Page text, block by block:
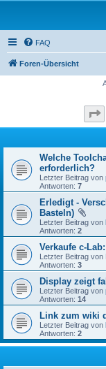
FAQ
Foren-Übersicht
Welche
erforderlich?
Letzter Beitrag von
Antworten: 7
Erledigt -
Basteln)
Letzter Beitrag von
Antworten: 2
Verkaufe c-
Letzter Beitrag von
Antworten: 3
Display zeigt
Letzter Beitrag von
Antworten: 14
Link zum wiki
Letzter Beitrag von
Antworten: 2